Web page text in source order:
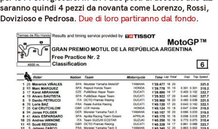
saranno quindi 4 pezzi da novanta come Lorenzo, Rossi,
Dovizioso e Pedrosa. Due di loro partiranno dal fondo.